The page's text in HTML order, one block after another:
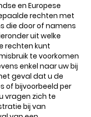
en Europese
rechten met
die door of namens
uit welke
rechten kunt
te voorkomen
enkel naar uw bij
geval dat u de
of bijvoorbeeld per
vragen zich te
bij van